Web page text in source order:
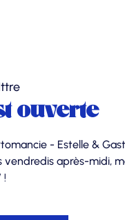
ouverte
- Estelle &
vendredis après-midi,
!